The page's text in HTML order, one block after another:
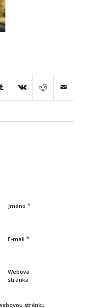
Jméno *
E-mail *
Webová
stránka
stránku